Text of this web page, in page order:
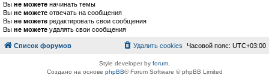
Вы не можете начинать темы
Вы не можете отвечать на сообщения
Вы не можете редактировать свои сообщения
Вы не можете удалять свои сообщения
Список форумов Часовой пояс: UTC+03:00
Удалить cookies
Style developer by forum
Создано на основе phpBB® Forum Software © phpBB Limited